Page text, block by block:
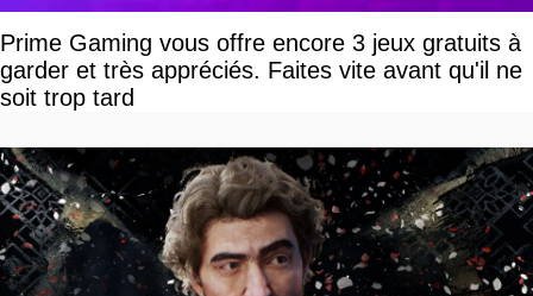
Prime Gaming vous offre encore 3 jeux gratuits à
garder et très appréciés. Faites vite avant qu'il ne
soit trop tard